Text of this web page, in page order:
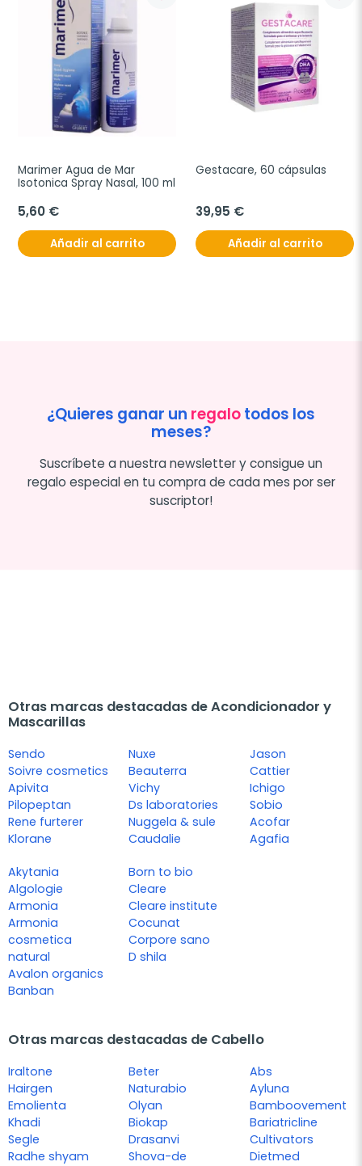
Marimer Agua de Mar
Isotonica Spray Nasal, 100 ml
5,60 €
Añadir al carrito
Gestacare, 60 cápsulas
39,95 €
Añadir al carrito
¿Quieres ganar un regalotodos los
meses?
Suscríbete a nuestra newsletter y consigue un
regalo especial en tu compra de cada mes por ser
suscriptor!
Otras marcas destacadas de Acondicionador y
Mascarillas
Sendo
Soivre cosmetics
Apivita
Pilopeptan
Rene furterer
Klorane
Nuxe
Beauterra
Vichy
Ds laboratories
Nuggela & sule
Caudalie
Jason
Cattier
Ichigo
Sobio
Acofar
Agafia
Akytania
Algologie
Armonia
Armonia
cosmetica
natural
Avalon organics
Banban
Born to bio
Cleare
Cleare institute
Cocunat
Corpore sano
D shila
Otras marcas destacadas de Cabello
Iraltone
Hairgen
Emolienta
Khadi
Segle
Radhe shyam
Beter
Naturabio
Olyan
Biokap
Drasanvi
Shova-de
Abs
Ayluna
Bamboovement
Bariatricline
Cultivators
Dietmed